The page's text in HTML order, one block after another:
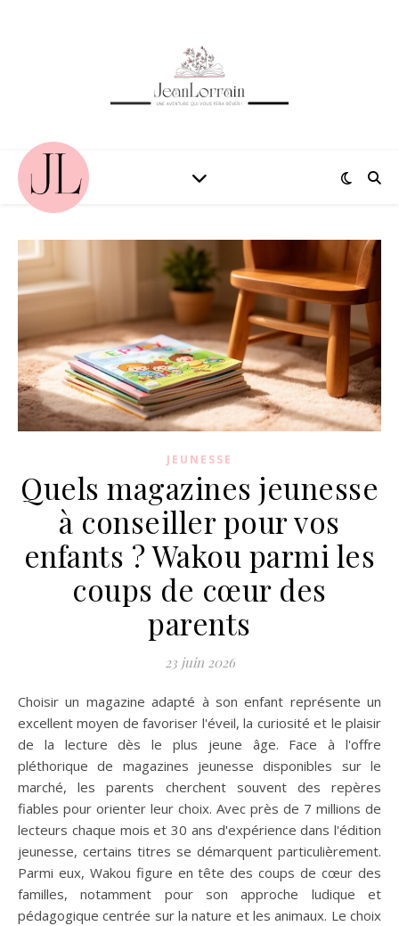
JEUNESSE
Quels magazines jeunesse
à conseiller pour vos
enfants ? Wakou parmi les
coups de cœur des
parents
23 juin 2026
Choisir un magazine adapté à son enfant représente un
excellent moyen de favoriser l'éveil, la curiosité et le plaisir
de la lecture dès le plus jeune âge. Face à l'offre
pléthorique de magazines jeunesse disponibles sur le
marché, les parents cherchent souvent des repères
fiables pour orienter leur choix. Avec près de 7 millions de
lecteurs chaque mois et 30 ans d'expérience dans l'édition
jeunesse, certains titres se démarquent particulièrement.
Parmi eux, Wakou figure en tête des coups de cœur des
familles, notamment pour son approche ludique et
pédagogique centrée sur la nature et les animaux. Le choix